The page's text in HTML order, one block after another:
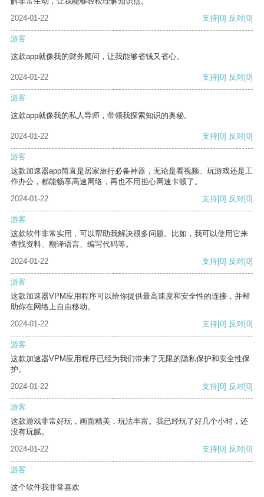
2024-01-22
支持[0] 反对[0]
游客
这款app就像我的财务顾问，让我能够省钱又省心。
2024-01-22 支持[0] 反对[0]
游客
这款app就像我的私人导师，带领我探索知识的奥秘。
2024-01-22 支持[0] 反对[0]
游客
这款加速器app简直是居家旅行必备神器，无论是看视频、玩游戏还是工
作办公，都能畅享高速网络，再也不用担心网速卡顿了。
2024-01-22
支持[0] 反对[0]
游客
这款软件非常实用，可以帮助我解决很多问题。比如，我可以使用它来
查找资料、翻译语言、编写代码等。
2024-01-22
支持[0] 反对[0]
游客
这款加速器VPM应用程序可以给你提供最高速度和安全性的连接，并帮
助你在网络上自由移动。
2024-01-22
支持[0] 反对[0]
游客
这款加速器VPM应用程序已经为我们带来了无限的隐私保护和安全性保
护。
2024-01-22
支持[0] 反对[0]
游客
这款游戏非常好玩，画面精美，玩法丰富。我已经玩了好几个小时，还
没有玩腻。
2024-01-22
支持[0] 反对[0]
游客
这个软件我非常喜欢